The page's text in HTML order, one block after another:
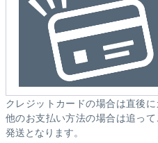
クレジットカードの場合は直後
他のお支払い方法の場合は追っ
発送となります。